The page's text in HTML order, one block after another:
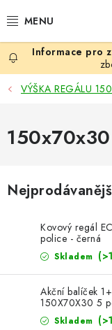
na
ZBOŽÍ ZA NÁKUPNÍ
REGÁLY PODLE
NEREZOVÉ A
DŮM, BYT
FIRMA, GARÁŽ,
ŽEBŘÍKY SCHŮDKY
VÝŠKA REGÁLU
150x70x30
Kovový regál
police - černá
Skladem
Akční balíček
150X70X30 5
Skladem